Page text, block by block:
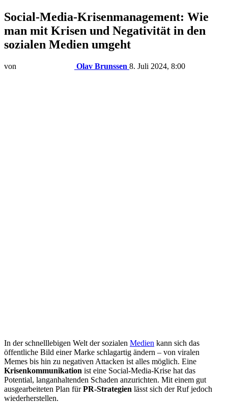
Social-Media-Krisenmanagement: Wie
man mit Krisen und Negativität in den
sozialen Medien umgeht
von Olav Brunssen 8. Juli 2024, 8:00
In der schnelllebigen Welt der sozialen Medien kann sich das
öffentliche Bild einer Marke schlagartig ändern – von viralen
Memes bis hin zu negativen Attacken ist alles möglich. Eine
Krisenkommunikation ist eine Social-Media-Krise hat das
Potential, langanhaltenden Schaden anzurichten. Mit einem gut
ausgearbeiteten Plan fürPR-Strategien lässt sich der Ruf jedoch
wiederherstellen.